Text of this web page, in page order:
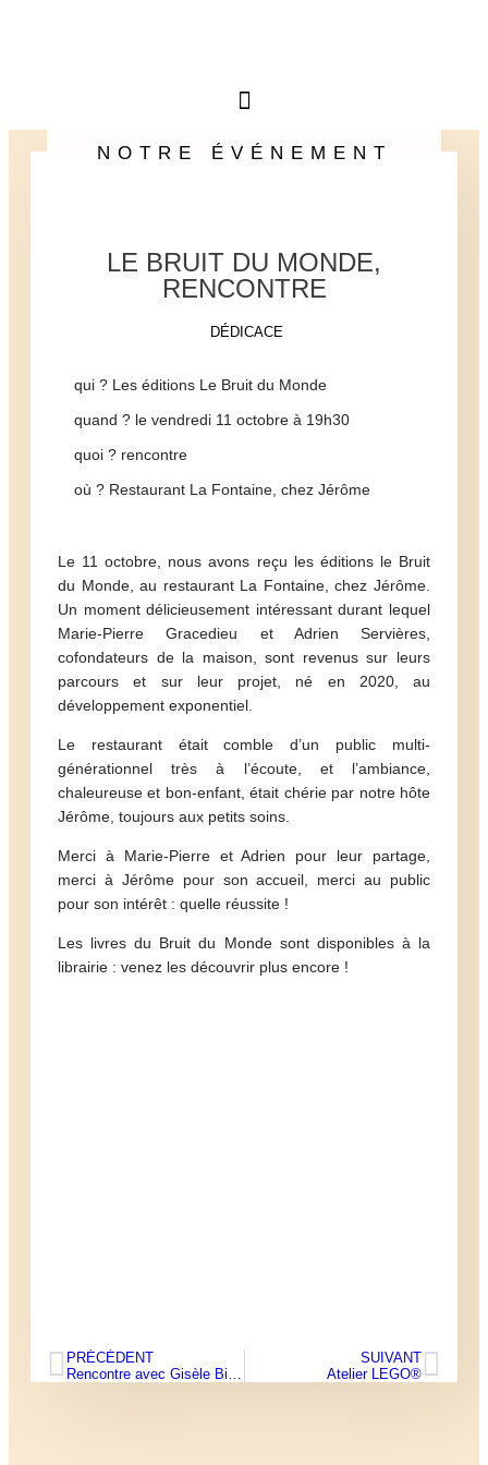
NOTRE ÉVÉNEMENT
LE BRUIT DU MONDE,
RENCONTRE
DÉDICACE
qui ? Les éditions Le Bruit du Monde
quand ? le vendredi 11 octobre à 19h30
quoi ? rencontre
où ? Restaurant La Fontaine, chez Jérôme
Le 11 octobre, nous avons reçu les éditions le Bruit
du Monde, au restaurant La Fontaine, chez Jérôme.
Un moment délicieusement intéressant durant lequel
Marie-Pierre Gracedieu et Adrien Servières,
cofondateurs de la maison, sont revenus sur leurs
parcours et sur leur projet, né en 2020, au
développement exponentiel.
Le restaurant était comble d’un public multi-
générationnel très à l’écoute, et l’ambiance,
chaleureuse et bon-enfant, était chérie par notre hôte
Jérôme, toujours aux petits soins.
Merci à Marie-Pierre et Adrien pour leur partage,
merci à Jérôme pour son accueil, merci au public
pour son intérêt : quelle réussite !
Les livres du Bruit du Monde sont disponibles à la
librairie : venez les découvrir plus encore !
PRÉCÉDENT
Rencontre avec Gisèle Bienne
SUIVANT
Atelier LEGO®